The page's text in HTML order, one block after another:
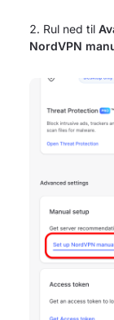
Rul ned til
NordVPN